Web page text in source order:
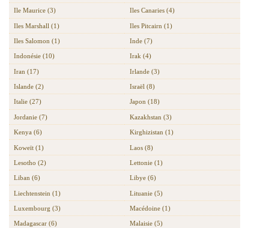
Ile Maurice (3) Iles Canaries (4)
Iles Marshall (1) Iles Pitcairn (1)
Iles Salomon (1) Inde (7)
Indonésie (10) Irak (4)
Iran (17) Irlande (3)
Islande (2) Israël (8)
Italie (27) Japon (18)
Jordanie (7) Kazakhstan (3)
Kenya (6) Kirghizistan (1)
Koweït (1) Laos (8)
Lesotho (2) Lettonie (1)
Liban (6) Libye (6)
Liechtenstein (1) Lituanie (5)
Luxembourg (3) Macédoine (1)
Madagascar (6) Malaisie (5)